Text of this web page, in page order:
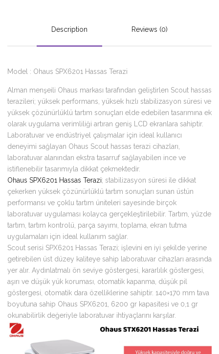
Description Reviews (0)
Model : Ohaus SPX6201 Hassas Terazi
Alman menşeili Ohaus markası tarafından geliştirlen Scout hassas
terazileri; yüksek performans, yüksek hızlı stabilizasyon süresi ve
yüksek çözünürlüklü tartım sonuçları elde edebilen tasarımına ek
olarak uygulama verimliliği artıran geniş LCD ekranlara sahiptir.
Laboratuvar ve endüstriyel çalışmalar için ideal kullanıcı
deneyimi sağlayan Ohaus Scout hassas terazi cihazları,
laboratuvar alanından ekstra tasarruf sağlayabilen ince ve
istiflenebilir tasarımıyla dikkat çekmektedir.
Ohaus SPX6201 Hassas Terazi; stabilizasyon süresi ile dikkat
çekerken yüksek çözünürlüklü tartım sonuçları sunan üstün
performansı ve çoklu tartım üniteleri sayesinde birçok
laboratuvar uygulaması kolayca gerçekleştirilebilir. Tartım, yüzde
tartım, tartım kontrolü, parça sayımı, toplama, ekran tutma
uygulamaları için ideal kullanım sağlar.
Scout serisi SPX6201 Hassas Terazi; işlevini en iyi şekilde yerine
getirebilen üst düzey kaliteye sahip laboratuvar cihazları arasında
yer alır. Aydınlatmalı ön seviye göstergesi, kararlılık göstergesi,
aşırı ve düşük yük koruması, otomatik kapanma, düşük pil
göstergesi, otomatik dara özelliklerine sahiptir. 140×170 mm tava
boyutuna sahip Ohaus SPX6201, 6200 gr kapasitesi ve 0,1 gr
okunabilirlik değeriyle laboratuvar ihtiyaçlarını karşılar.